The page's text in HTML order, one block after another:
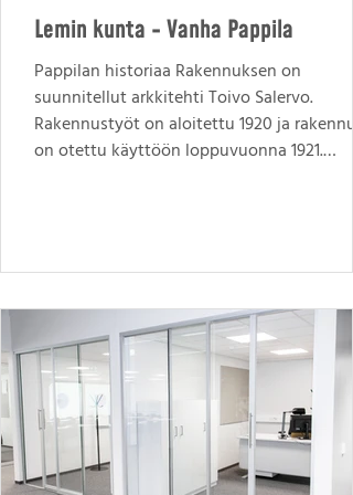
Lemin kunta - Vanha Pappila
Pappilan historiaa Rakennuksen on
suunnitellut arkkitehti Toivo Salervo.
Rakennustyöt on aloitettu 1920 ja rakennus
on otettu käyttöön loppuvuonna 1921.
Marko Ruuskanen, yrittäjä suunnittelu:
Paavola, sisustussuunnittelija